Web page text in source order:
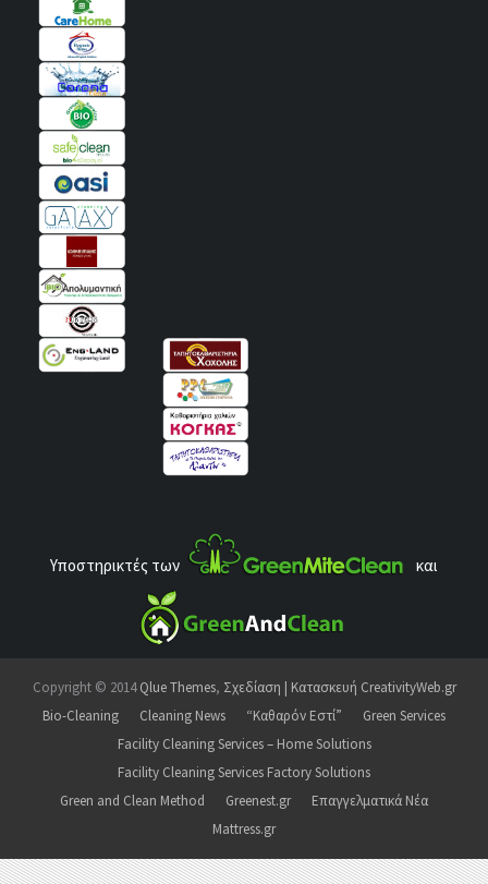
Υποστηρικτές των και
Copyright © 2014Qlue Themes, Σχεδίαση | Κατασκευή CreativityWeb.gr
Bio-Cleaning
Cleaning News “Καθαρόν Εστί”
Green Services
Facility Cleaning Services – Home Solutions
Facility Cleaning Services Factory Solutions
Green and Clean Method
Greenest.gr
Επαγγελματικά Νέα
Mattress.gr